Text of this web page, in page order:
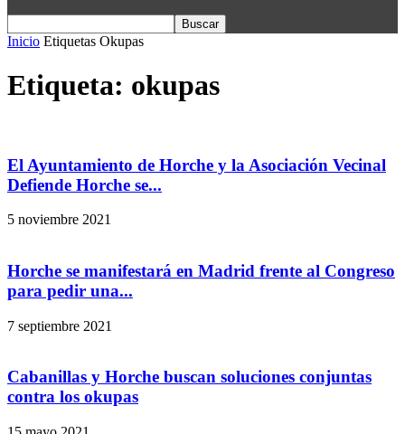
Inicio Etiquetas Okupas
Etiqueta: okupas
El Ayuntamiento de Horche y la Asociación Vecinal
Defiende Horche se...
5 noviembre 2021
Horche se manifestará en Madrid frente al Congreso
para pedir una...
7 septiembre 2021
Cabanillas y Horche buscan soluciones conjuntas
contra los okupas